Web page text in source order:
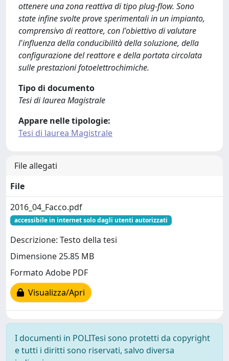
ottenere una zona reattiva di tipo plug-flow. Sono
state infine svolte prove sperimentali in un impianto,
comprensivo di reattore, con l'obiettivo di valutare
l'influenza della conducibilità della soluzione, della
configurazione del reattore e della portata circolata
sulle prestazioni fotoelettrochimiche.
Tipo di documento
Tesi di laurea Magistrale
Appare nelle tipologie:
Tesi di laurea Magistrale
File allegati
File
2016_04_Facco.pdf
accessibile in internet solo dagli utenti autorizzati
Descrizione: Testo della tesi
Dimensione 25.85 MB
Formato Adobe PDF
Visualizza/Apri
I documenti in POLITesi sono protetti da copyright
e tutti i diritti sono riservati, salvo diversa